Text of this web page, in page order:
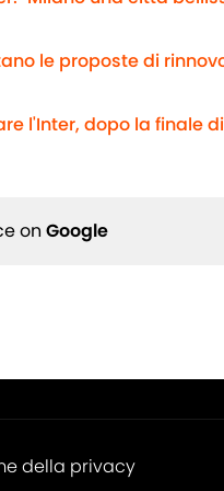
le proposte di
l'Inter, dopo la finale
on Google
della privacy